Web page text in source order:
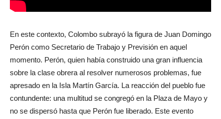
En este contexto, Colombo subrayó la figura de Juan Domingo
Perón como Secretario de Trabajo y Previsión en aquel
momento. Perón, quien había construido una gran influencia
sobre la clase obrera al resolver numerosos problemas, fue
apresado en la Isla Martín García. La reacción del pueblo fue
contundente: una multitud se congregó en la Plaza de Mayo y
no se dispersó hasta que Perón fue liberado. Este evento